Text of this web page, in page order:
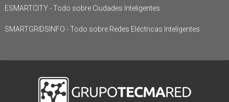
ESMARTCITY - Todo sobre Ciudades Inteligentes
SMARTGRIDSINFO - Todo sobre Redes Eléctricas Inteligentes